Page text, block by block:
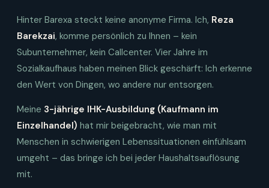
Hinter Barexa steckt keine anonyme Firma. Ich, Reza
Barekzai, komme persönlich zu Ihnen – kein
Subunternehmer, kein Callcenter. Vier Jahre im
Sozialkaufhaus haben meinen Blick geschärft: Ich erkenne
den Wert von Dingen, wo andere nur entsorgen.
Meine 3-jährige IHK-Ausbildung (Kaufmann im
Einzelhandel) hat mir beigebracht, wie man mit
Menschen in schwierigen Lebenssituationen einfühlsam
umgeht – das bringe ich bei jeder Haushaltsauflösung
mit.